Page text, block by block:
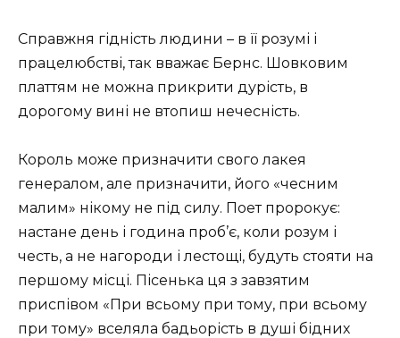
Справжня гідність людини – в її розумі і
працелюбстві, так вважає Бернс. Шовковим
платтям не можна прикрити дурість, в
дорогому вині не втопиш нечесність.
Король може призначити свого лакея
генералом, але призначити, його «чесним
малим» нікому не під силу. Поет пророкує:
настане день і година проб’є, коли розум і
честь, а не нагороди і лестощі, будуть стояти на
першому місці. Пісенька ця з завзятим
приспівом «При всьому при тому, при всьому
при тому» вселяла бадьорість в душі бідних